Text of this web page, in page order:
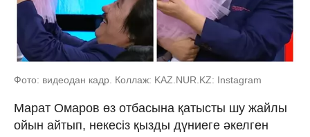
Фото: видеодан кадр. Коллаж: KAZ.NUR.KZ: Instagram
Марат Омаров өз отбасына қатысты шу жайлы
ойын айтып, некесіз қызды дүниеге әкелген